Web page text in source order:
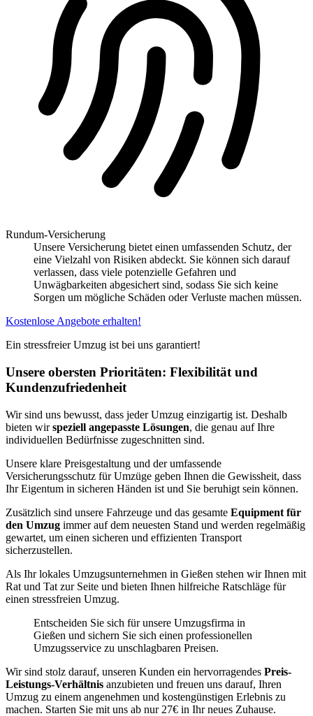
Rundum-Versicherung
Unsere Versicherung bietet einen umfassenden Schutz, der
eine Vielzahl von Risiken abdeckt. Sie können sich darauf
verlassen, dass viele potenzielle Gefahren und
Unwägbarkeiten abgesichert sind, sodass Sie sich keine
Sorgen um mögliche Schäden oder Verluste machen müssen.
Kostenlose Angebote erhalten!
Ein stressfreier Umzug ist bei uns garantiert!
Unsere obersten Prioritäten: Flexibilität und
Kundenzufriedenheit
Wir sind uns bewusst, dass jeder Umzug einzigartig ist. Deshalb
bieten wirspeziell angepasste Lösungen, die genau auf Ihre
individuellen Bedürfnisse zugeschnitten sind.
Unsere klare Preisgestaltung und der umfassende
Versicherungsschutz für Umzüge geben Ihnen die Gewissheit, dass
Ihr Eigentum in sicheren Händen ist und Sie beruhigt sein können.
Zusätzlich sind unsere Fahrzeuge und das gesamte Equipment für
den Umzug immer auf dem neuesten Stand und werden regelmäßig
gewartet, um einen sicheren und effizienten Transport
sicherzustellen.
Als Ihr lokales Umzugsunternehmen in Gießen stehen wir Ihnen mit
Rat und Tat zur Seite und bieten Ihnen hilfreiche Ratschläge für
einen stressfreien Umzug.
Entscheiden Sie sich für unsere Umzugsfirma in
Gießen und sichern Sie sich einen professionellen
Umzugsservice zu unschlagbaren Preisen.
Wir sind stolz darauf, unseren Kunden ein hervorragendes Preis-
Leistungs-Verhältnis anzubieten und freuen uns darauf, Ihren
Umzug zu einem angenehmen und kostengünstigen Erlebnis zu
machen. Starten Sie mit uns ab nur 27€ in Ihr neues Zuhause.